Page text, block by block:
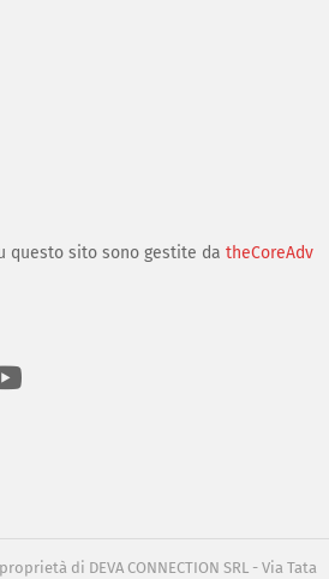
questo sito sono gestite da theCoreAdv
di DEVA CONNECTION SRL - Via Tata